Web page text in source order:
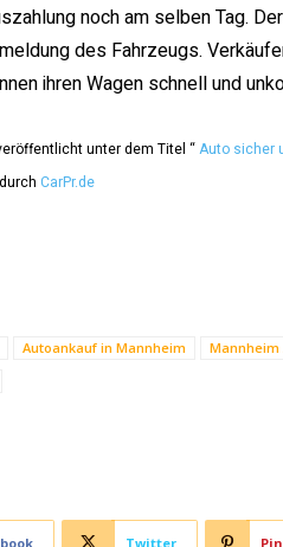
noch am selben Tag.
des Fahrzeugs.
ihren Wagen schnell und
unter dem Titel “Auto sicher
CarPr.de
Autoankauf in Mannheim
Mannheim
Twitter